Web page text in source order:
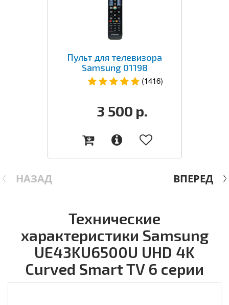
НАЗАД
Пульт для телевизора
Samsung 01198
(1416)
3 500 р.
ВПЕРЕД
Технические
характеристики Samsung
UE43KU6500U UHD 4K
Curved Smart TV 6 серии